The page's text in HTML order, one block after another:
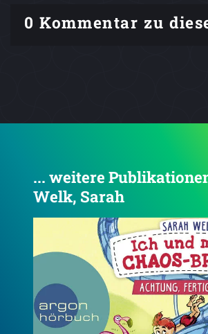
0 Kommentar zu
... weitere
Welk, Sarah